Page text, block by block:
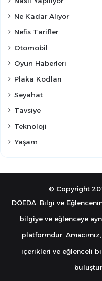
Ne Kadar Alıyor
Nefis Tarifler
Otomobil
Oyun Haberleri
Plaka Kodları
Seyahat
Tavsiye
Teknoloji
Yaşam
© Copyright
DOEDA: Bilgi ve
bilgiye ve eğlenceye
platformdur.
içerikleri ve eğlenceli